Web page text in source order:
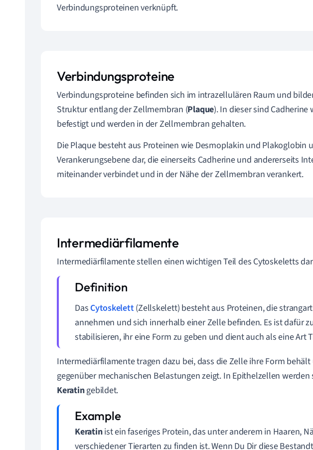
Verbindungsproteinen verknüpft.
Verbindungsproteine
Verbindungsproteine befinden sich im intrazellulären Raum und
Struktur entlang derZellmembran (Plaque). In dieser sind Cadherine
befestigt und werden in der Zellmembran gehalten.
Die Plaque besteht aus Proteinen wie Desmoplakin und Plakoglobin
Verankerungsebene dar, die einerseits Cadherine und andererseits
miteinander verbindet und in der Nähe der Zellmembran verankert.
Intermediärfilamente
Intermediärfilamente stellen einen wichtigen Teil des Cytoskeletts
Das Cytoskelett(Zellskelett) besteht aus Proteinen, die
annehmen und sich innerhalb einer Zelle befinden. Es ist dafür
stabilisieren, ihr eine Form zu geben und dient auch als eine Art
Intermediärfilamente tragen dazu bei, dass die Zelle ihre Form
gegenüber mechanischen Belastungen zeigt. In Epithelzellen werden
Keratingebildet.
Keratinist ein faseriges Protein, das unter anderem in Haaren,
verschiedener Tierarten zu finden ist. Wenn Du Dir diese